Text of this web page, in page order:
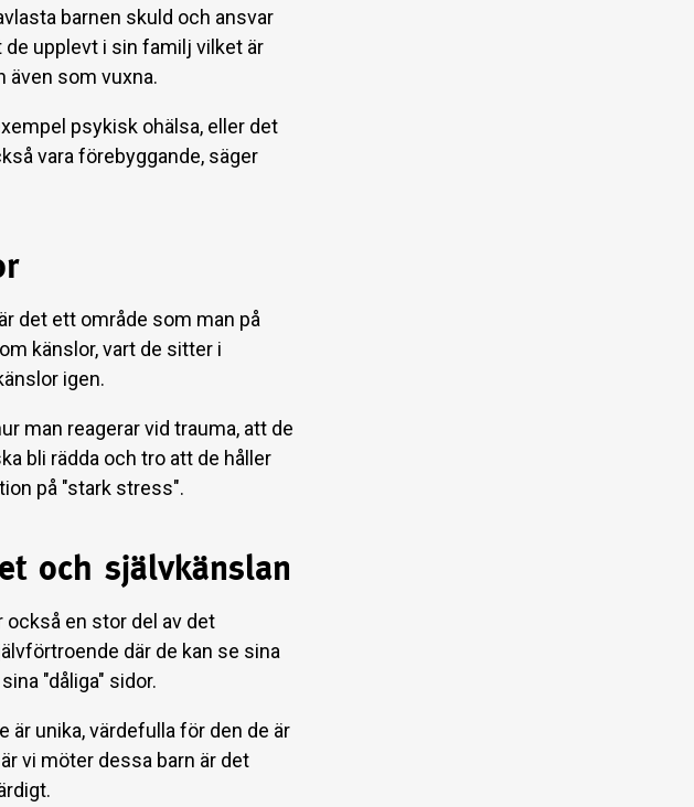
barnen skuld och ansvar
upplevt i sin familj vilket är
även som vuxna.
psykisk ohälsa, eller det
vara förebyggande, säger
det ett område som man på
känslor, vart de sitter i
igen.
man reagerar vid trauma, att de
bli rädda och tro att de håller
på "stark stress".
och självkänslan
en stor del av det
där de kan se sina
"dåliga" sidor.
är unika, värdefulla för den de är
vi möter dessa barn är det